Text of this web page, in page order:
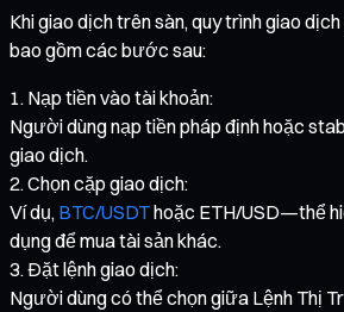
Khi giao dịch trên sàn, quy trình giao
bao gồm các bước sau:
Nạp tiền vào tài khoản:
Người dùng nạp tiền pháp định hoặc
giao dịch.
Chọn cặp giao dịch:
Ví dụ, BTC/USDThoặc ETH/USD—thể
dụng để mua tài sản khác.
Đặt lệnh giao dịch:
Người dùng có thể chọn giữa Lệnh Thị